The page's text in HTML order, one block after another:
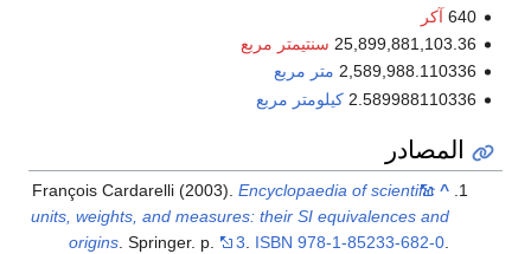
640 آكر
25,899,881,103.36 سنتيمتر مربع
2,589,988.110336 متر مربع
2.589988110336 كيلومتر مربع
المصادر
^
François Cardarelli (2003).Encyclopaedia of scientific
units, weights, and measures: their SI equivalences and
origins . Springer. p. 3 ISBN 978-1-85233-682-0